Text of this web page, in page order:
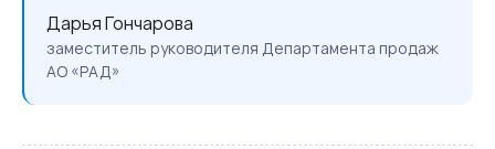
Дарья Гончарова
заместитель руководителя Департамента продаж
АО «РАД»